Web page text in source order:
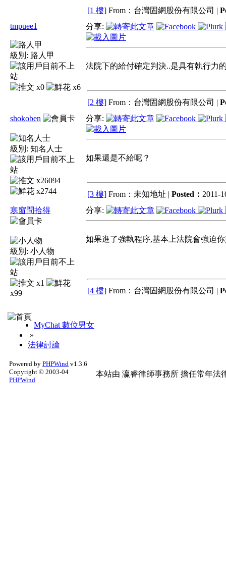
[1 樓] From：台灣固網股份有限公司 |
tmpuee1
級別: 路人甲
x0 x6
分享:
法院下的給付確定判決..是具有執行力
[2 樓] From：台灣固網股份有限公司 |
shokoben
級別: 知名人士
x26094
x2744
分享:
如果還是不給呢？
[3 樓] From：未知地址 | Posted： 2011-
寒窗問拾得
級別: 小人物
x1
x99
分享:
如果進了強執程序,基本上法院會強迫
[4 樓] From：台灣固網股份有限公司 |
MyChat 數位男女
»
法律討論
Powered by PHPWind v1.3.6
Copyright © 2003-04
PHPWind
本站由 瀛睿律師事務所 擔任常年法